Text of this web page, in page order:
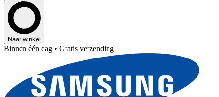
Naar winkel
Binnen één dag • Gratis verzending